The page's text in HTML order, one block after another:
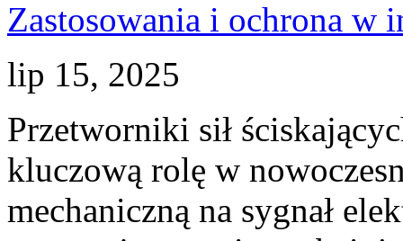
lip 15, 2025
Przetworniki sił
kluczową rolę w
mechaniczną na sygnał